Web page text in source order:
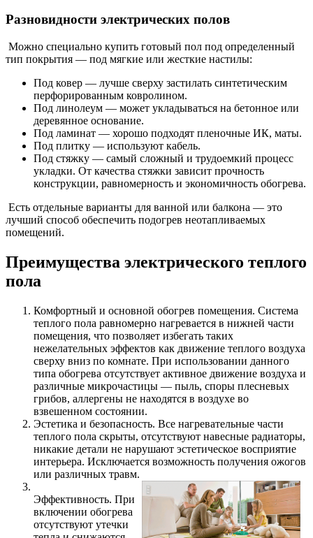
Разновидности электрических полов
Можно специально купить готовый пол под определенный
тип покрытия — под мягкие или жесткие настилы:
Под ковер — лучше сверху застилать синтетическим
перфорированным ковролином.
Под линолеум — может укладываться на бетонное или
деревянное основание.
Под ламинат — хорошо подходят пленочные ИК, маты.
Под плитку — используют кабель.
Под стяжку — самый сложный и трудоемкий процесс
укладки. От качества стяжки зависит прочность
конструкции, равномерность и экономичность обогрева.
Есть отдельные варианты для ванной или балкона — это
лучший способ обеспечить подогрев неотапливаемых
помещений.
Преимущества электрического теплого
пола
Комфортный и основной обогрев помещения. Система
теплого пола равномерно нагревается в нижней части
помещения, что позволяет избегать таких
нежелательных эффектов как движение теплого воздуха
сверху вниз по комнате. При использовании данного
типа обогрева отсутствует активное движение воздуха и
различные микрочастицы — пыль, споры плесневых
грибов, аллергены не находятся в воздухе во
взвешенном состоянии.
Эстетика и безопасность. Все нагревательные части
теплого пола скрыты, отсутствуют навесные радиаторы,
никакие детали не нарушают эстетическое восприятие
интерьера. Исключается возможность получения ожогов
или различных травм.
Эффективность. При
включении обогрева
отсутствуют утечки